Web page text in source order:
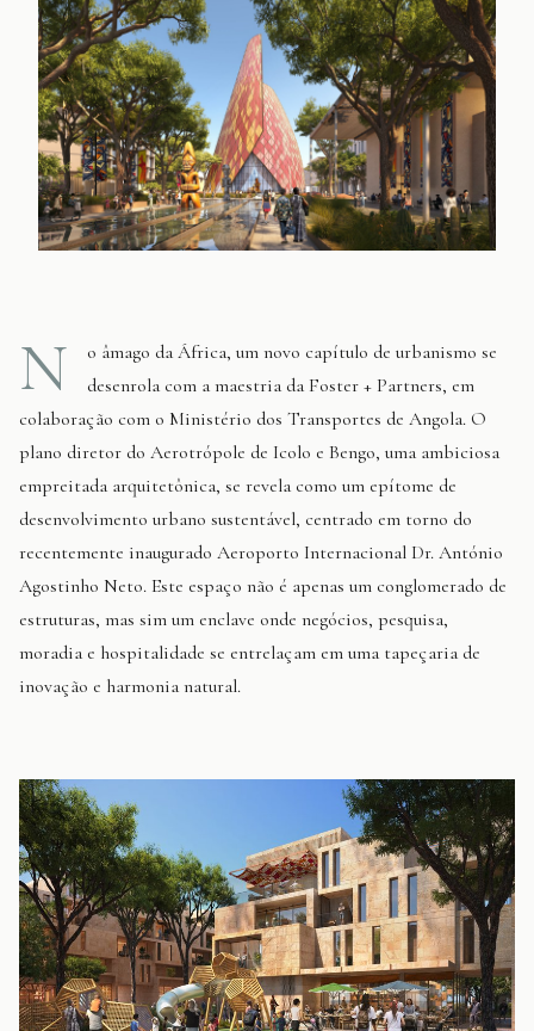
N
o âmago da África, um novo capítulo de urbanismo se
desenrola com a maestria da Foster + Partners, em
colaboração com o Ministério dos Transportes de Angola. O
plano diretor do Aerotrópole de Icolo e Bengo, uma ambiciosa
empreitada arquitetônica, se revela como um epítome de
desenvolvimento urbano sustentável, centrado em torno do
recentemente inaugurado Aeroporto Internacional Dr. António
Agostinho Neto. Este espaço não é apenas um conglomerado de
estruturas, mas sim um enclave onde negócios, pesquisa,
moradia e hospitalidade se entrelaçam em uma tapeçaria de
inovação e harmonia natural.